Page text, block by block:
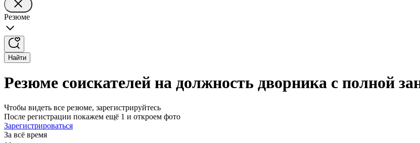
Резюме
Найти
Резюме соискателей на должность дворника с полной
Чтобы видеть все резюме, зарегистрируйтесь
После регистрации покажем ещё 1 и откроем фото
Зарегистрироваться
За всё время